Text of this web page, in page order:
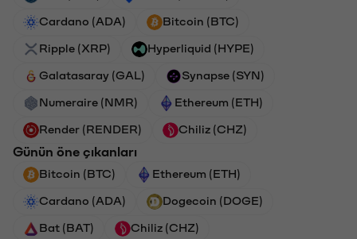
Cardano (ADA) Bitcoin (BTC)
Ripple (XRP) Hyperliquid (HYPE)
Galatasaray (GAL) Synapse (SYN)
Numeraire (NMR) Ethereum (ETH)
Render (RENDER) Chiliz (CHZ)
Günün öne çıkanları
Bitcoin (BTC) Ethereum (ETH)
Cardano (ADA) Dogecoin (DOGE)
Bat (BAT) Chiliz (CHZ)